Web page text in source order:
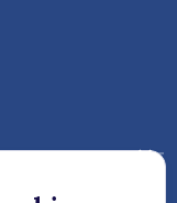
follow လုပ်